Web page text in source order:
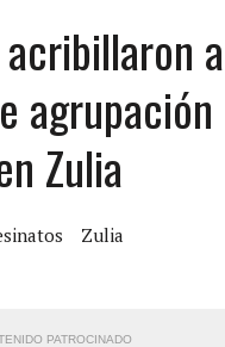
a
agrupación
Zulia
Zulia
PATROCINADO